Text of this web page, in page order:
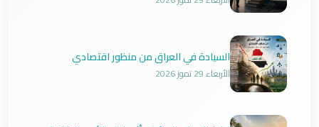
السيادة في العراق من منظور اقتصادي
الأربعاء 29 تموز 2026